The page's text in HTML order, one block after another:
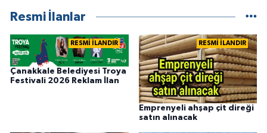
Resmi İlanlar
RESMİ İLANDIR
Çanakkale Belediyesi Troya
Festivali 2026 Reklam İlan
RESMİ İLANDIR
Emprenyeli ahşap çit direği
satın alınacak